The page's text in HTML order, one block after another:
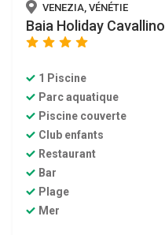
VENEZIA, VÉNÉTIE
Baia Holiday Cavallino
star star star
1 Piscine
Parc aquatique
Piscine couverte
Club enfants
Restaurant
Bar
Plage
Mer